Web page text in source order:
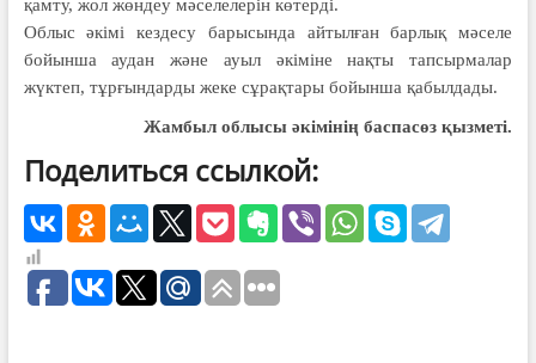
қамту, жол жөндеу мәселелерін көтерді.
Облыс әкімі кездесу барысында айтылған барлық мәселе
бойынша аудан және ауыл әкіміне нақты тапсырмалар
жүктеп, тұрғындарды жеке сұрақтары бойынша қабылдады.
Жамбыл облысы әкімініңбаспасөз қызметі.
Поделиться ссылкой: